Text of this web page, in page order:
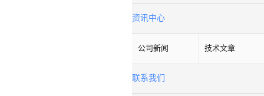
资讯中心
公司新闻 技术文章
联系我们